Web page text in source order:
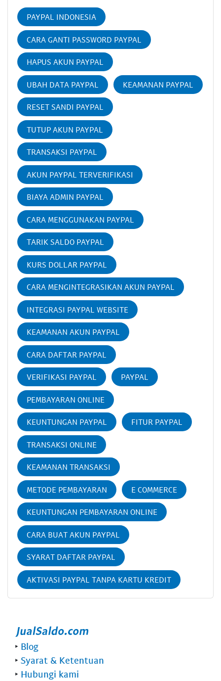
PAYPAL INDONESIA
CARA GANTI PASSWORD PAYPAL
HAPUS AKUN PAYPAL
UBAH DATA PAYPAL KEAMANAN PAYPAL
RESET SANDI PAYPAL
TUTUP AKUN PAYPAL
TRANSAKSI PAYPAL
AKUN PAYPAL TERVERIFIKASI
BIAYA ADMIN PAYPAL
CARA MENGGUNAKAN PAYPAL
TARIK SALDO PAYPAL
KURS DOLLAR PAYPAL
CARA MENGINTEGRASIKAN AKUN PAYPAL
INTEGRASI PAYPAL WEBSITE
KEAMANAN AKUN PAYPAL
CARA DAFTAR PAYPAL
VERIFIKASI PAYPAL PAYPAL
PEMBAYARAN ONLINE
KEUNTUNGAN PAYPAL FITUR PAYPAL
TRANSAKSI ONLINE
KEAMANAN TRANSAKSI
METODE PEMBAYARAN E COMMERCE
KEUNTUNGAN PEMBAYARAN ONLINE
CARA BUAT AKUN PAYPAL
SYARAT DAFTAR PAYPAL
AKTIVASI PAYPAL TANPA KARTU KREDIT
‣ Blog
‣ Syarat & Ketentuan
‣ Hubungi kami